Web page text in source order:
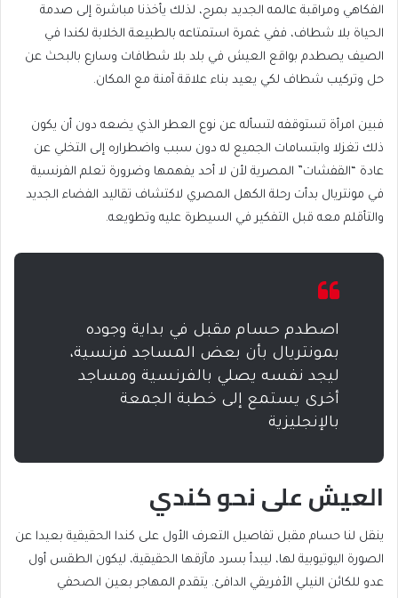
الفكاهي ومراقبة عالمه الجديد بمرح، لذلك يأخذنا مباشرة إلى صدمة
الحياة بلا شطاف، ففي غمرة استمتاعه بالطبيعة الخلابة لكندا في
الصيف يصطدم بواقع العيش في بلد بلا شطافات وسارع بالبحث عن
حل وتركيب شطاف لكي يعيد بناء علاقة آمنة مع المكان.
فبين امرأة تستوقفه لتسأله عن نوع العطر الذي يضعه دون أن يكون
ذلك تغزلا وابتسامات الجميع له دون سبب واضطراره إلى التخلي عن
عادة “القفشات” المصرية لأن لا أحد يفهمها وضرورة تعلم الفرنسية
في مونتريال بدأت رحلة الكهل المصري لاكتشاف تقاليد الفضاء الجديد
والتأقلم معه قبل التفكير في السيطرة عليه وتطويعه.
اصطدم حسام مقبل في بداية وجوده
بمونتريال بأن بعض المساجد فرنسية،
ليجد نفسه يصلي بالفرنسية ومساجد
أخرى يستمع إلى خطبة الجمعة
بالإنجليزية
العيش على نحو كندي
ينقل لنا حسام مقبل تفاصيل التعرف الأول على كندا الحقيقية بعيدا عن
الصورة اليوتيوبية لها، ليبدأ بسرد مآزقها الحقيقية، ليكون الطقس أول
عدو للكائن النيلي الأفريقي الدافئ. يتقدم المهاجر بعين الصحفي